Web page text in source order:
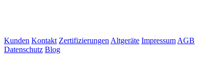
Kunden Kontakt Zertifizierungen Altgeräte Impressum AGB
Datenschutz Blog